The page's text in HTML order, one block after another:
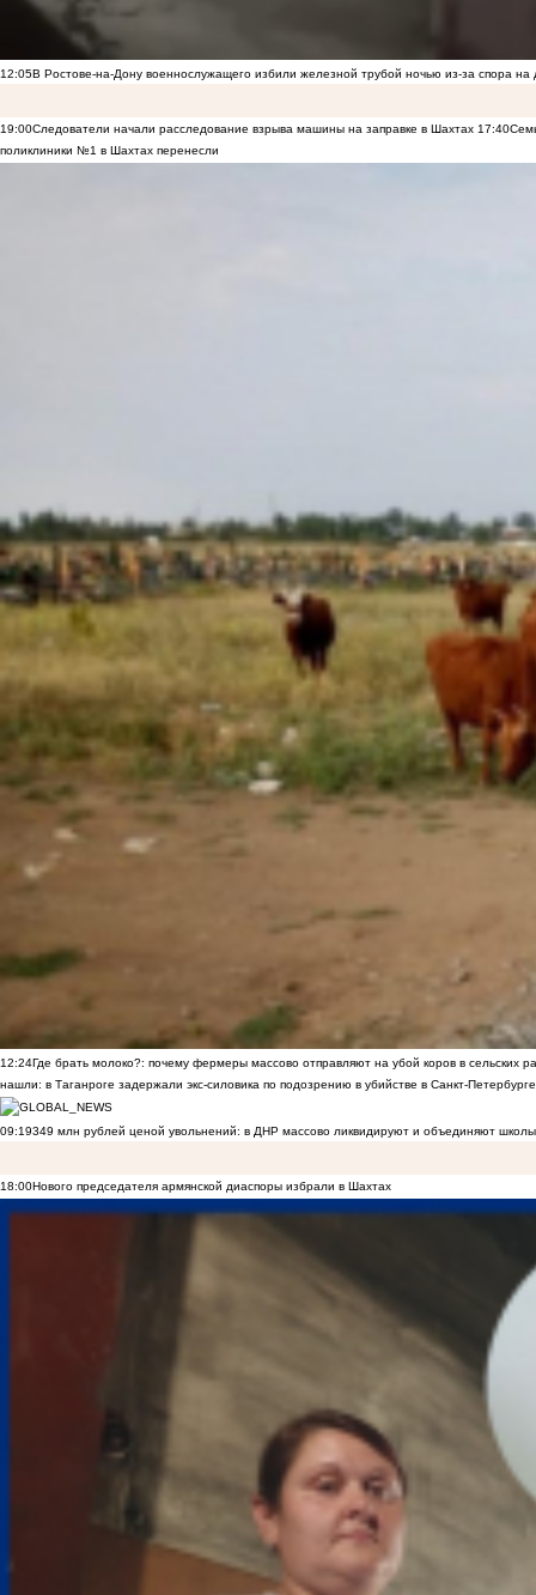
12:05В Ростове-на-Дону военнослужащего избили железной трубой ночью из-за спора на
19:00Следователи начали расследование взрыва машины на заправке в Шахтах 17:40
поликлиники №1 в Шахтах перенесли
12:24Где брать молоко?: почему фермеры массово отправляют на убой коров в сельских
нашли: в Таганроге задержали экс-силовика по подозрению в убийстве в Санкт-Петербурге
09:19349 млн рублей ценой увольнений: в ДНР массово ликвидируют и объединяют
18:00Нового председателя армянской диаспоры избрали в Шахтах